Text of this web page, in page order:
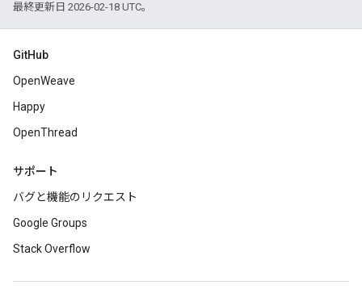
最終更新日 2026-02-18 UTC。
GitHub
OpenWeave
Happy
OpenThread
サポート
バグと機能のリクエスト
Google Groups
Stack Overflow